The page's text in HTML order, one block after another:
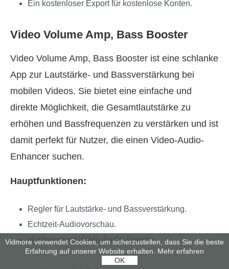
Ein kostenloser Export für kostenlose Konten.
Video Volume Amp, Bass Booster
Video Volume Amp, Bass Booster ist eine schlanke
App zur Lautstärke- und Bassverstärkung bei
mobilen Videos. Sie bietet eine einfache und
direkte Möglichkeit, die Gesamtlautstärke zu
erhöhen und Bassfrequenzen zu verstärken und ist
damit perfekt für Nutzer, die einen Video-Audio-
Enhancer suchen.
Hauptfunktionen:
Regler für Lautstärke- und Bassverstärkung.
Echtzeit-Audiovorschau.
Hochwertiger Video-Audio-Booster.
Vidmore verwendet Cookies, um sicherzustellen, dass Sie die beste
Erfahrung auf unserer Website erhalten. Mehr erfahren
OK